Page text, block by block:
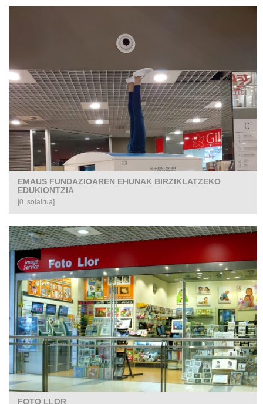
EMAUS FUNDAZIOAREN EHUNAK BIRZIKLATZEKO
EDUKIONTZIA
[0. solairua]
FOTO LLOR